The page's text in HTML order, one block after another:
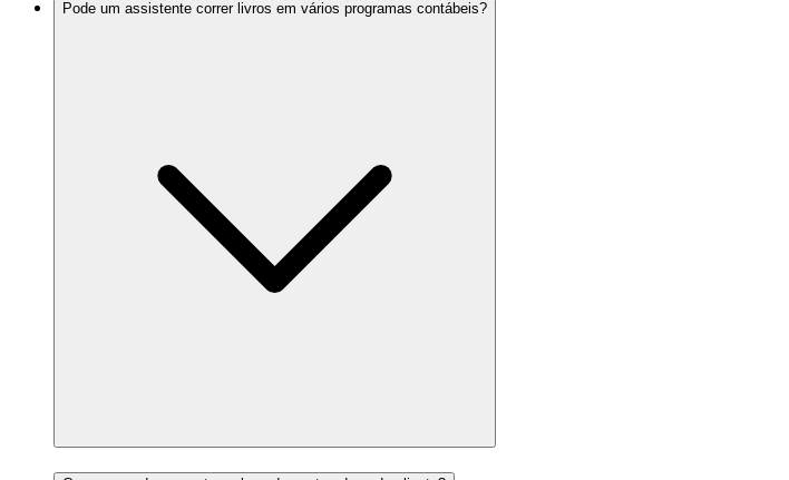
Pode um assistente correr livros em vários programas contábeis?